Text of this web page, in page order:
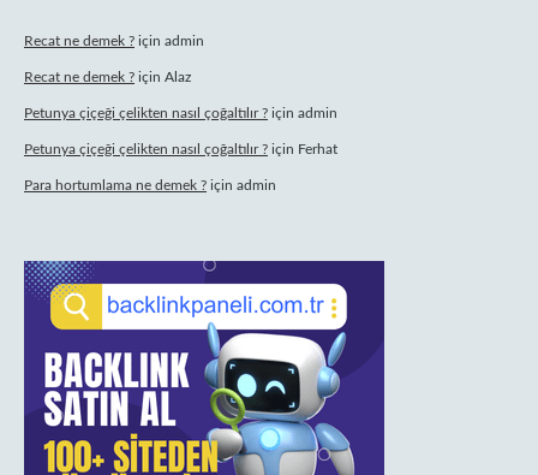
Recat ne demek ? için admin
Recat ne demek ? için Alaz
Petunya çiçeği çelikten nasıl çoğaltılır ? için admin
Petunya çiçeği çelikten nasıl çoğaltılır ? için Ferhat
Para hortumlama ne demek ? için admin